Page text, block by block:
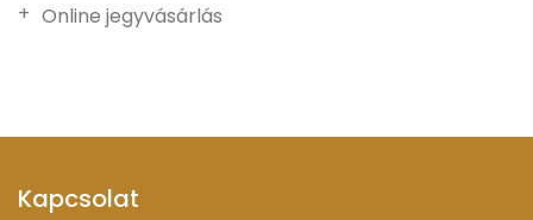
Online jegyvásárlás
Kapcsolat